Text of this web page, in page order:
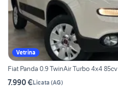
Vetrina
Fiat Panda 0.9 TwinAir Turbo 4x4 85cv
7.990 €Licata (AG)